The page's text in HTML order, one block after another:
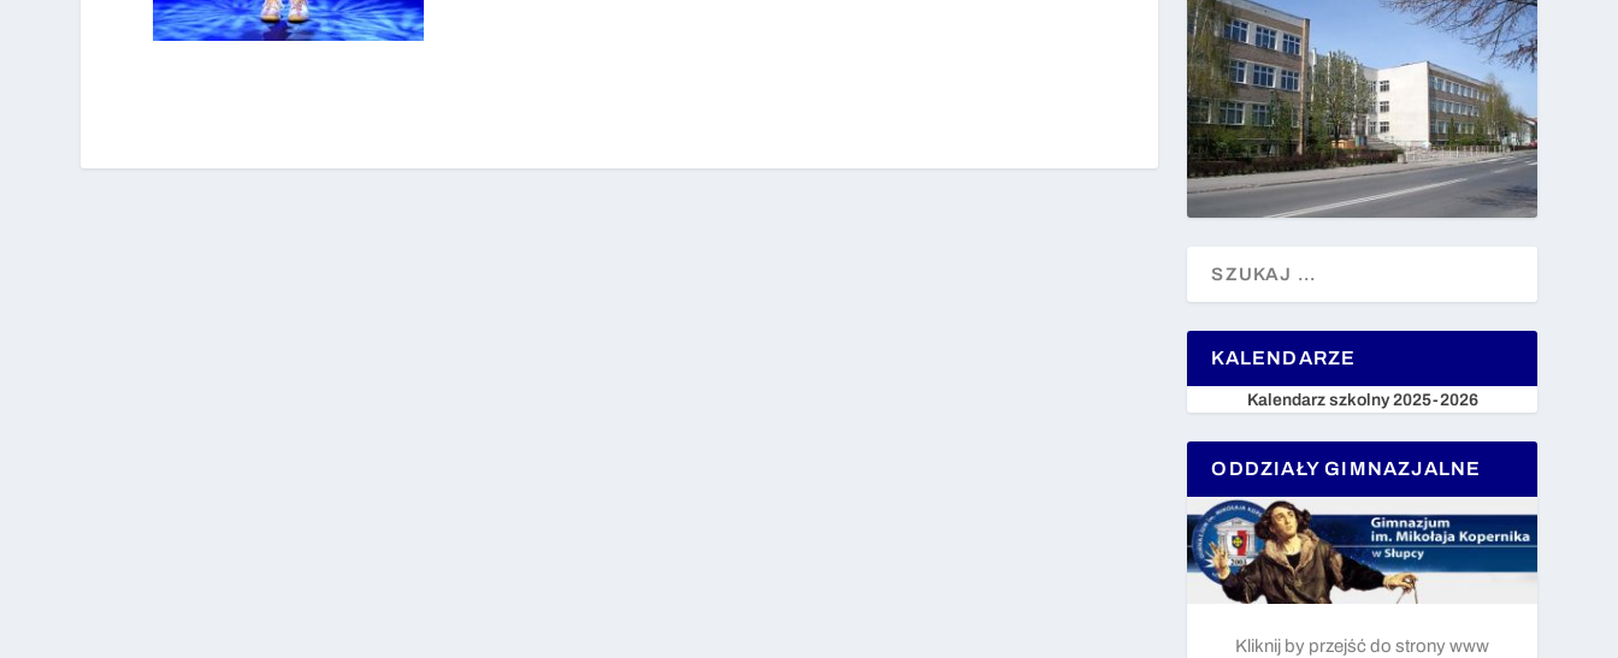
KALENDARZE
Kalendarz szkolny 2025-2026
ODDZIAŁY GIMNAZJALNE
Kliknij by przejść do strony www